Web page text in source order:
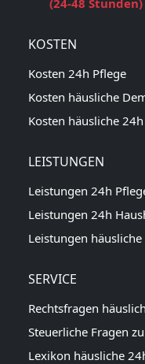
KOSTEN
Kosten 24h Pflege
Kosten häusliche
Kosten häusliche
LEISTUNGEN
Leistungen 24h
Leistungen 24h
Leistungen
SERVICE
Rechtsfragen
Steuerliche Fragen
Lexikon häusliche